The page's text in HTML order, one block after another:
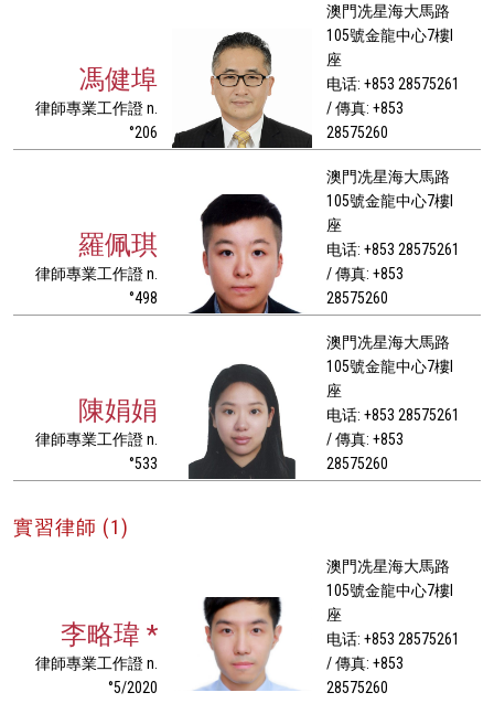
馮健埠
律師專業工作證 n.
°206
澳門冼星海大馬路
105號金龍中心7樓I
座
电话: +853 28575261
/ 傳真: +853
28575260
羅佩琪
律師專業工作證 n.
°498
澳門冼星海大馬路
105號金龍中心7樓I
座
电话: +853 28575261
/ 傳真: +853
28575260
陳娟娟
律師專業工作證 n.
°533
澳門冼星海大馬路
105號金龍中心7樓I
座
电话: +853 28575261
/ 傳真: +853
28575260
實習律師 (1)
李略瑋 *
律師專業工作證 n.
°5/2020
澳門冼星海大馬路
105號金龍中心7樓I
座
电话: +853 28575261
/ 傳真: +853
28575260